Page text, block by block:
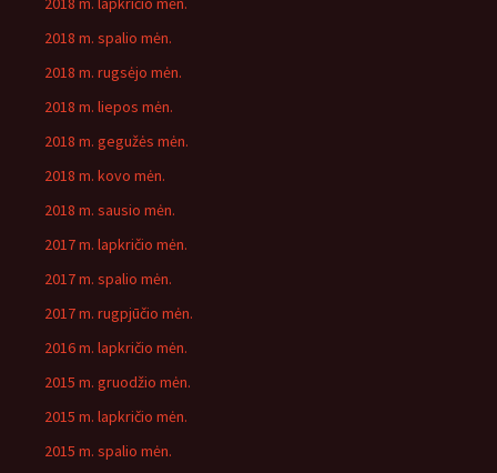
2018 m. spalio mėn.
2018 m. rugsėjo mėn.
2018 m. liepos mėn.
2018 m. gegužės mėn.
2018 m. kovo mėn.
2018 m. sausio mėn.
2017 m. lapkričio mėn.
2017 m. spalio mėn.
2017 m. rugpjūčio mėn.
2016 m. lapkričio mėn.
2015 m. gruodžio mėn.
2015 m. lapkričio mėn.
2015 m. spalio mėn.